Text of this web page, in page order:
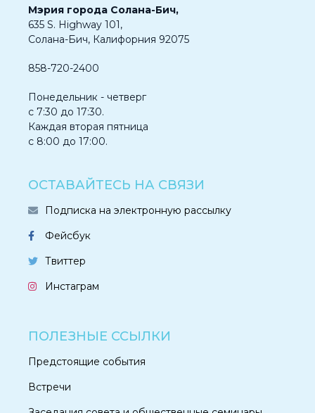
Мэрия города Солана-Бич,
635 S. Highway 101,
Солана-Бич, Калифорния 92075
858-720-2400
Понедельник - четверг
с 7:30 до 17:30.
Каждая вторая пятница
с 8:00 до 17:00.
ОСТАВАЙТЕСЬ НА СВЯЗИ
Подписка на электронную рассылку
Фейсбук
Твиттер
Инстаграм
ПОЛЕЗНЫЕ ССЫЛКИ
Предстоящие события
Встречи